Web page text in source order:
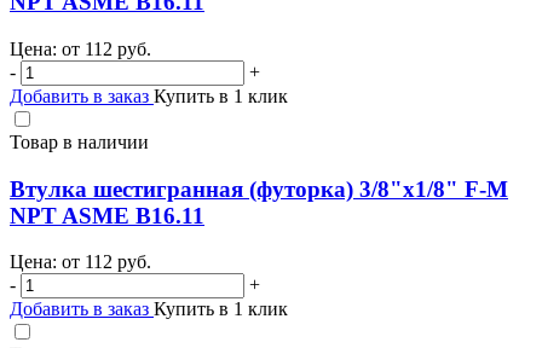
Цена: от 112 руб.
-
+
Добавить в заказ Купить в 1 клик
Товар в наличии
Втулка шестигранная (футорка) 3/8"х1/8" F-M
NPT ASME B16.11
Цена: от 112 руб.
-
+
Добавить в заказ Купить в 1 клик